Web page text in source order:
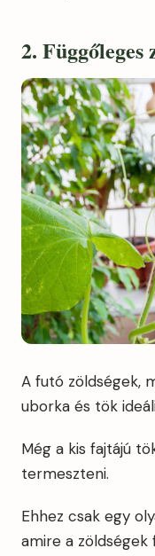
2. Függőleges
A futó zöldségek,
uborka és tök
Még a kis fajtájú
termeszteni.
Ehhez csak egy
amire a zöldségek